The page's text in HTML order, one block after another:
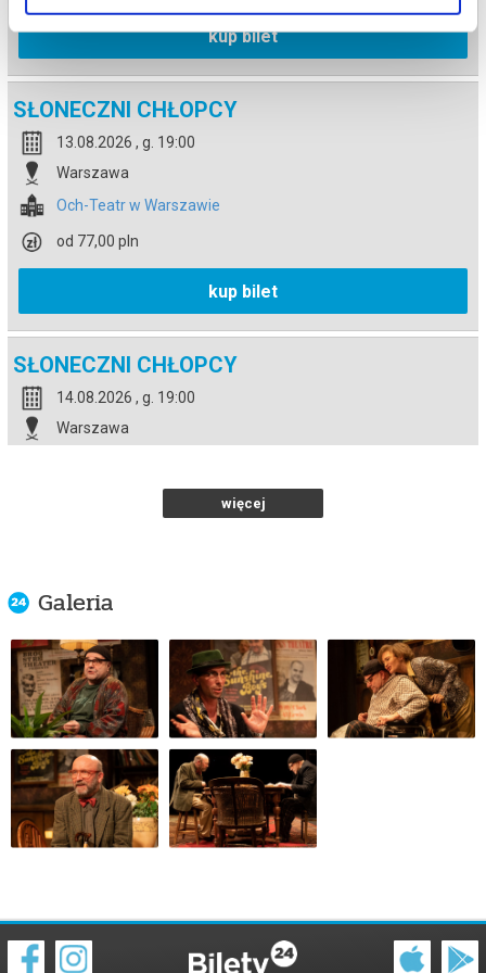
kup bilet
SŁONECZNI CHŁOPCY
13.08.2026 , g. 19:00
Warszawa
Och-Teatr w Warszawie
od 77,00 pln
kup bilet
SŁONECZNI CHŁOPCY
14.08.2026 , g. 19:00
Warszawa
SŁONECZNI CHŁOPCY
30.10.2026 , g. 19:00
Warszawa
Och-Teatr w Warszawie
od 77,00 pln
kup bilet
Warszawa
więcej
Galeria